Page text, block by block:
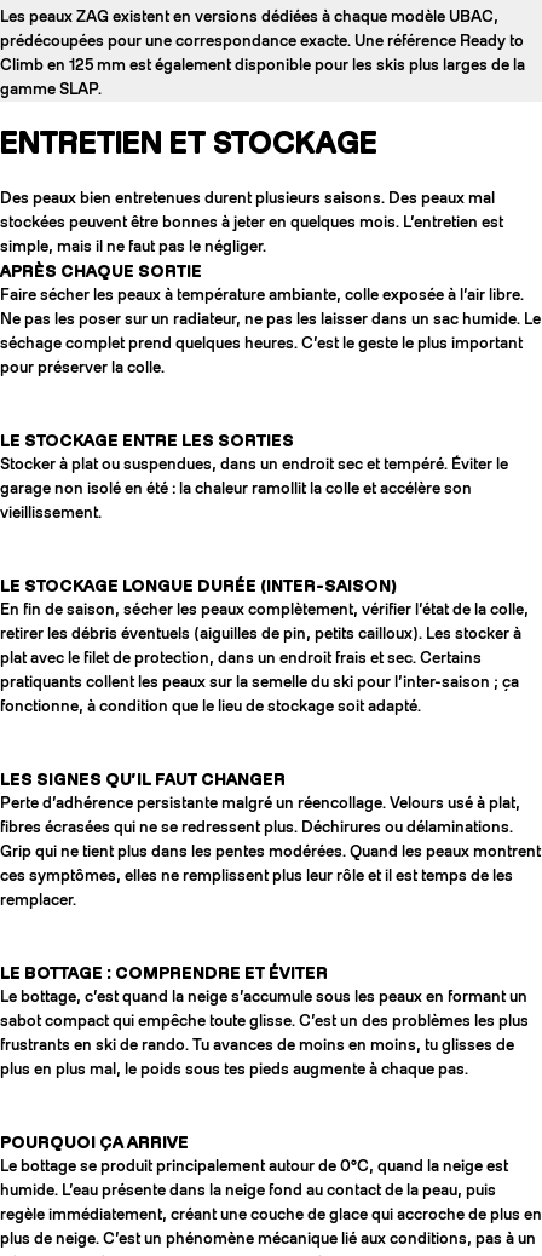
Les peaux ZAG existent en versions dédiées à chaque modèle UBAC,
prédécoupées pour une correspondance exacte. Une référence Ready to
Climb en 125 mm est également disponible pour les skis plus larges de la
gamme SLAP.
ENTRETIEN ET STOCKAGE
Des peaux bien entretenues durent plusieurs saisons. Des peaux mal
stockées peuvent être bonnes à jeter en quelques mois. L’entretien est
simple, mais il ne faut pas le négliger.
APRÈS CHAQUE SORTIE
Faire sécher les peaux à température ambiante, colle exposée à l’air libre.
Ne pas les poser sur un radiateur, ne pas les laisser dans un sac humide. Le
séchage complet prend quelques heures. C’est le geste le plus important
pour préserver la colle.
LE STOCKAGE ENTRE LES SORTIES
Stocker à plat ou suspendues, dans un endroit sec et tempéré. Éviter le
garage non isolé en été : la chaleur ramollit la colle et accélère son
vieillissement.
LE STOCKAGE LONGUE DURÉE (INTER-SAISON)
En fin de saison, sécher les peaux complètement, vérifier l’état de la colle,
retirer les débris éventuels (aiguilles de pin, petits cailloux). Les stocker à
plat avec le filet de protection, dans un endroit frais et sec. Certains
pratiquants collent les peaux sur la semelle du ski pour l’inter-saison ; ça
fonctionne, à condition que le lieu de stockage soit adapté.
LES SIGNES QU’IL FAUT CHANGER
Perte d’adhérence persistante malgré un réencollage. Velours usé à plat,
fibres écrasées qui ne se redressent plus. Déchirures ou délaminations.
Grip qui ne tient plus dans les pentes modérées. Quand les peaux montrent
ces symptômes, elles ne remplissent plus leur rôle et il est temps de les
remplacer.
LE BOTTAGE : COMPRENDRE ET ÉVITER
Le bottage, c’est quand la neige s’accumule sous les peaux en formant un
sabot compact qui empêche toute glisse. C’est un des problèmes les plus
frustrants en ski de rando. Tu avances de moins en moins, tu glisses de
plus en plus mal, le poids sous tes pieds augmente à chaque pas.
POURQUOI ÇA ARRIVE
Le bottage se produit principalement autour de 0°C, quand la neige est
humide. L’eau présente dans la neige fond au contact de la peau, puis
regèle immédiatement, créant une couche de glace qui accroche de plus en
plus de neige. C’est un phénomène mécanique lié aux conditions, pas à un